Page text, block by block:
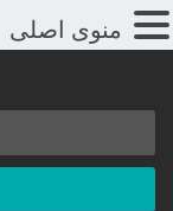
منوی اصلی